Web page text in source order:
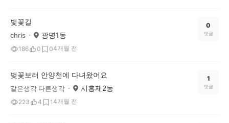
벛꽃길
chris 광명1동
186 0 04개월 전
0
댓글
벚꽃보러 안양천에 다녀왔어요
같은생각 다른생각 시흥제2동
223 4 14개월 전
1
댓글